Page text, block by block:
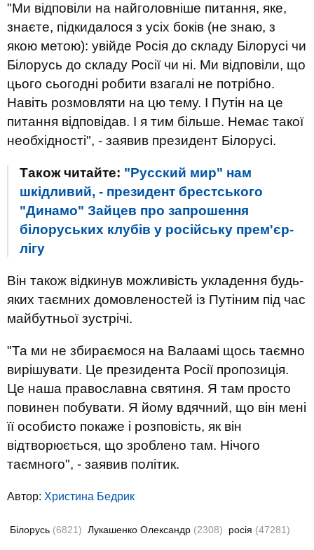
"Ми відповіли на найголовніше питання, яке,
знаєте, підкидалося з усіх боків (не знаю, з
якою метою): увійде Росія до складу Білорусі чи
Білорусь до складу Росії чи ні. Ми відповіли, що
цього сьогодні робити взагалі не потрібно.
Навіть розмовляти на цю тему. І Путін на це
питання відповідав. І я тим більше. Немає такої
необхідності", - заявив президент Білорусі.
Також читайте: "Русский мир" нам
шкідливий, - президент брестського
"Динамо" Зайцев про запрошення
білоруських клубів у російську прем'єр-
лігу
Він також відкинув можливість укладення будь-
яких таємних домовленостей із Путіним під час
майбутньої зустрічі.
"Та ми не збираємося на Валаамі щось таємно
вирішувати. Це президента Росії пропозиція.
Це наша православна святиня. Я там просто
повинен побувати. Я йому вдячний, що він мені
її особисто покаже і розповість, як він
відтворюється, що зроблено там. Нічого
таємного", - заявив політик.
Автор: Христина Бедрик
Білорусь (6821) Лукашенко Олександр (2308) росія (47281)